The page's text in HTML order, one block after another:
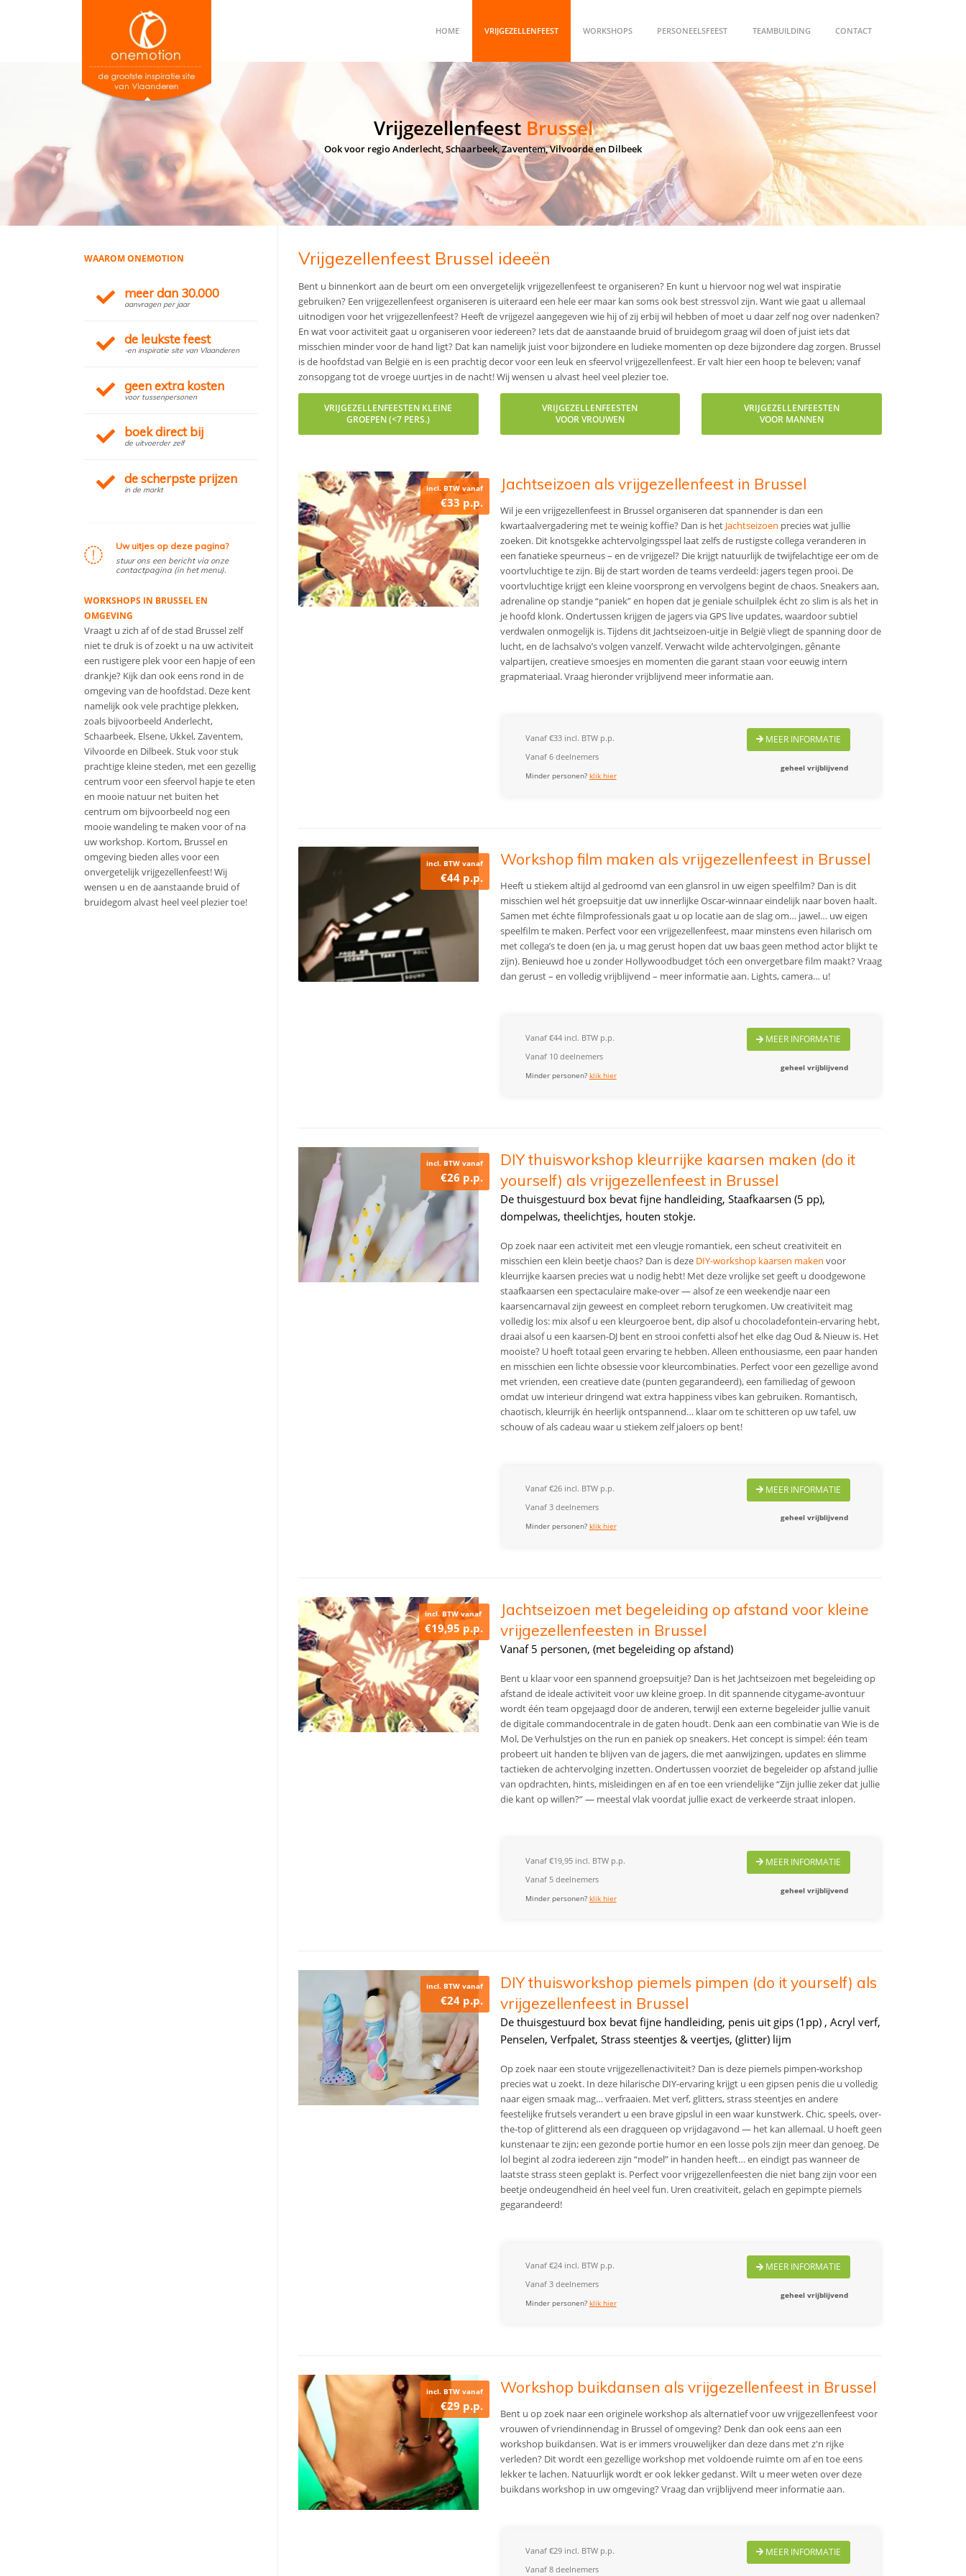
HOME VRIJGEZELLENFEEST WORKSHOPS PERSONEELSFEEST TEAMBUILDING CONTACT
Vrijgezellenfeest Brussel
Ook voor regio Anderlecht, Schaarbeek, Zaventem, Vilvoorde en Dilbeek
Vrijgezellenfeest Brussel ideeën
Bent u binnenkort aan de beurt om een onvergetelijk vrijgezellenfeest te organiseren? En kunt u hiervoor nog wel wat inspiratie
gebruiken? Een vrijgezellenfeest organiseren is uiteraard een hele eer maar kan soms ook best stressvol zijn. Want wie gaat u allemaal
uitnodigen voor het vrijgezellenfeest? Heeft de vrijgezel aangegeven wie hij of zij erbij wil hebben of moet u daar zelf nog over nadenken?
En wat voor activiteit gaat u organiseren voor iedereen? Iets dat de aanstaande bruid of bruidegom graag wil doen of juist iets dat
misschien minder voor de hand ligt? Dat kan namelijk juist voor bijzondere en ludieke momenten op deze bijzondere dag zorgen. Brussel
is de hoofdstad van België en is een prachtig decor voor een leuk en sfeervol vrijgezellenfeest. Er valt hier een hoop te beleven; vanaf
zonsopgang tot de vroege uurtjes in de nacht! Wij wensen u alvast heel veel plezier toe.
VRIJGEZELLENFEESTEN KLEINE
GROEPEN (<7 PERS.)
VRIJGEZELLENFEESTEN
VOOR VROUWEN
VRIJGEZELLENFEESTEN
VOOR MANNEN
incl. BTW vanaf
€33 p.p.
Jachtseizoen als vrijgezellenfeest in Brussel
Wil je een vrijgezellenfeest in Brussel organiseren dat spannender is dan een
kwartaalvergadering met te weinig koffie? Dan is het Jachtseizoen precies wat jullie
zoeken. Dit knotsgekke achtervolgingsspel laat zelfs de rustigste collega veranderen in
een fanatieke speurneus – en de vrijgezel? Die krijgt natuurlijk de twijfelachtige eer om de
voortvluchtige te zijn. Bij de start worden de teams verdeeld: jagers tegen prooi. De
voortvluchtige krijgt een kleine voorsprong en vervolgens begint de chaos. Sneakers aan,
adrenaline op standje “paniek” en hopen dat je geniale schuilplek écht zo slim is als het in
je hoofd klonk. Ondertussen krijgen de jagers via GPS live updates, waardoor subtiel
verdwalen onmogelijk is. Tijdens dit Jachtseizoen-uitje in België vliegt de spanning door de
lucht, en de lachsalvo’s volgen vanzelf. Verwacht wilde achtervolgingen, gênante
valpartijen, creatieve smoesjes en momenten die garant staan voor eeuwig intern
grapmateriaal. Vraag hieronder vrijblijvend meer informatie aan.
Vanaf €33 incl. BTW p.p.
Vanaf 6 deelnemers
Minder personen? klik hier
MEER INFORMATIE
geheel vrijblijvend
incl. BTW vanaf
€44 p.p.
Workshop film maken als vrijgezellenfeest in Brussel
Heeft u stiekem altijd al gedroomd van een glansrol in uw eigen speelfilm? Dan is dit
misschien wel hét groepsuitje dat uw innerlijke Oscar-winnaar eindelijk naar boven haalt.
Samen met échte filmprofessionals gaat u op locatie aan de slag om… jawel… uw eigen
speelfilm te maken. Perfect voor een vrijgezellenfeest, maar minstens even hilarisch om
met collega’s te doen (en ja, u mag gerust hopen dat uw baas geen method actor blijkt te
zijn). Benieuwd hoe u zonder Hollywoodbudget tóch een onvergetbare film maakt? Vraag
dan gerust – en volledig vrijblijvend – meer informatie aan. Lights, camera… u!
Vanaf €44 incl. BTW p.p.
Vanaf 10 deelnemers
Minder personen? klik hier
MEER INFORMATIE
geheel vrijblijvend
incl. BTW vanaf
€26 p.p.
DIY thuisworkshop kleurrijke kaarsen maken (do it
yourself) als vrijgezellenfeest in Brussel
De thuisgestuurd box bevat fijne handleiding, Staafkaarsen (5 pp),
dompelwas, theelichtjes, houten stokje.
Op zoek naar een activiteit met een vleugje romantiek, een scheut creativiteit en
misschien een klein beetje chaos? Dan is deze DIY-workshop kaarsen maken voor
kleurrijke kaarsen precies wat u nodig hebt! Met deze vrolijke set geeft u doodgewone
staafkaarsen een spectaculaire make-over — alsof ze een weekendje naar een
kaarsencarnaval zijn geweest en compleet reborn terugkomen. Uw creativiteit mag
volledig los: mix alsof u een kleurgoeroe bent, dip alsof u chocoladefontein-ervaring hebt,
draai alsof u een kaarsen-DJ bent en strooi confetti alsof het elke dag Oud & Nieuw is. Het
mooiste? U hoeft totaal geen ervaring te hebben. Alleen enthousiasme, een paar handen
en misschien een lichte obsessie voor kleurcombinaties. Perfect voor een gezellige avond
met vrienden, een creatieve date (punten gegarandeerd), een familiedag of gewoon
omdat uw interieur dringend wat extra happiness vibes kan gebruiken. Romantisch,
chaotisch, kleurrijk én heerlijk ontspannend… klaar om te schitteren op uw tafel, uw
schouw of als cadeau waar u stiekem zelf jaloers op bent!
Vanaf €26 incl. BTW p.p.
Vanaf 3 deelnemers
Minder personen? klik hier
MEER INFORMATIE
geheel vrijblijvend
incl. BTW vanaf
€19,95 p.p.
Jachtseizoen met begeleiding op afstand voor kleine
vrijgezellenfeesten in Brussel
Vanaf 5 personen, (met begeleiding op afstand)
Bent u klaar voor een spannend groepsuitje? Dan is het Jachtseizoen met begeleiding op
afstand de ideale activiteit voor uw kleine groep. In dit spannende citygame-avontuur
wordt één team opgejaagd door de anderen, terwijl een externe begeleider jullie vanuit
de digitale commandocentrale in de gaten houdt. Denk aan een combinatie van Wie is de
Mol, De Verhulstjes on the run en paniek op sneakers. Het concept is simpel: één team
probeert uit handen te blijven van de jagers, die met aanwijzingen, updates en slimme
tactieken de achtervolging inzetten. Ondertussen voorziet de begeleider op afstand jullie
van opdrachten, hints, misleidingen en af en toe een vriendelijke “Zijn jullie zeker dat jullie
die kant op willen?” — meestal vlak voordat jullie exact de verkeerde straat inlopen.
Vanaf €19,95 incl. BTW p.p.
Vanaf 5 deelnemers
Minder personen? klik hier
MEER INFORMATIE
geheel vrijblijvend
incl. BTW vanaf
€24 p.p.
DIY thuisworkshop piemels pimpen (do it yourself) als
vrijgezellenfeest in Brussel
De thuisgestuurd box bevat fijne handleiding, penis uit gips (1pp) , Acryl verf,
Penselen, Verfpalet, Strass steentjes & veertjes, (glitter) lijm
Op zoek naar een stoute vrijgezellenactiviteit? Dan is deze piemels pimpen-workshop
precies wat u zoekt. In deze hilarische DIY-ervaring krijgt u een gipsen penis die u volledig
naar eigen smaak mag… verfraaien. Met verf, glitters, strass steentjes en andere
feestelijke frutsels verandert u een brave gipslul in een waar kunstwerk. Chic, speels, over-
the-top of glitterend als een dragqueen op vrijdagavond — het kan allemaal. U hoeft geen
kunstenaar te zijn; een gezonde portie humor en een losse pols zijn meer dan genoeg. De
lol begint al zodra iedereen zijn “model” in handen heeft… en eindigt pas wanneer de
laatste strass steen geplakt is. Perfect voor vrijgezellenfeesten die niet bang zijn voor een
beetje ondeugendheid én heel veel fun. Uren creativiteit, gelach en gepimpte piemels
gegarandeerd!
Vanaf €24 incl. BTW p.p.
Vanaf 3 deelnemers
Minder personen? klik hier
MEER INFORMATIE
geheel vrijblijvend
incl. BTW vanaf
€29 p.p.
Workshop buikdansen als vrijgezellenfeest in Brussel
Bent u op zoek naar een originele workshop als alternatief voor uw vrijgezellenfeest voor
vrouwen of vriendinnendag in Brussel of omgeving? Denk dan ook eens aan een
workshop buikdansen. Wat is er immers vrouwelijker dan deze dans met z'n rijke
verleden? Dit wordt een gezellige workshop met voldoende ruimte om af en toe eens
lekker te lachen. Natuurlijk wordt er ook lekker gedanst.Wilt u meer weten over deze
buikdans workshop in uw omgeving? Vraag dan vrijblijvend meer informatie aan.
Vanaf €29 incl. BTW p.p.
Vanaf 8 deelnemers
MEER INFORMATIE
WAAROM ONEMOTION
meer dan 30.000
aanvragen per jaar
de leukste feest
-en inspiratie site van Vlaanderen
geen extra kosten
voor tussenpersonen
boek direct bij
de uitvoerder zelf
de scherpste prijzen
in de markt
Uw uitjes op deze pagina?
stuur ons een bericht via onze
contactpagina (in het menu).
WORKSHOPS IN BRUSSEL EN
OMGEVING
Vraagt u zich af of de stad Brussel zelf
niet te druk is of zoekt u na uw activiteit
een rustigere plek voor een hapje of een
drankje? Kijk dan ook eens rond in de
omgeving van de hoofdstad. Deze kent
namelijk ook vele prachtige plekken,
zoals bijvoorbeeld Anderlecht,
Schaarbeek, Elsene, Ukkel, Zaventem,
Vilvoorde en Dilbeek. Stuk voor stuk
prachtige kleine steden, met een gezellig
centrum voor een sfeervol hapje te eten
en mooie natuur net buiten het
centrum om bijvoorbeeld nog een
mooie wandeling te maken voor of na
uw workshop. Kortom, Brussel en
omgeving bieden alles voor een
onvergetelijk vrijgezellenfeest! Wij
wensen u en de aanstaande bruid of
bruidegom alvast heel veel plezier toe!